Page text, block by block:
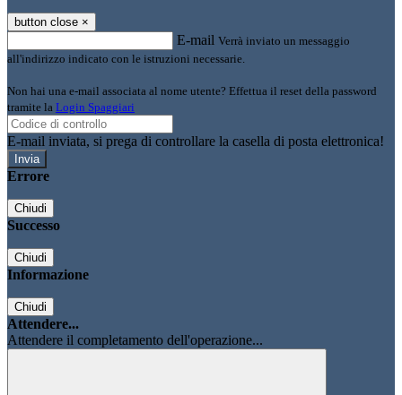
button close ×
E-mail Verrà inviato un messaggio
all'indirizzo indicato con le istruzioni necessarie.
Non hai una e-mail associata al nome utente? Effettua il reset della password
tramite la Login Spaggiari
E-mail inviata, si prega di controllare la casella di posta elettronica!
Errore
Chiudi
Successo
Chiudi
Informazione
Chiudi
Attendere...
Attendere il completamento dell'operazione...